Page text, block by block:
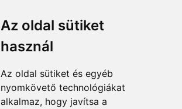
Az oldal sütiket
használ
Az oldal sütiket és egyéb
nyomkövető technológiákat
alkalmaz, hogy javítsa a
from HUF14,000